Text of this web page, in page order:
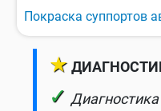
Покраска суппортов
★
✓